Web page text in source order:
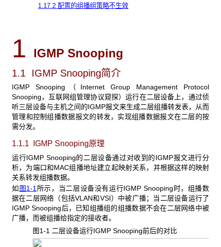
1.17.2 配置的组播组策略不生效
1 IGMP Snooping
1.1 IGMP Snooping简介
IGMP Snooping （Internet Group Management Protocol
Snooping，互联网组管理协议窥探）运行在二层设备上，通过侦
听三层设备与主机之间的IGMP报文来生成二层组播转发表，从而
管理和控制组播数据报文的转发，实现组播数据报文在二层的按
需分发。
1.1.1 IGMP Snooping原理
运行IGMP Snooping的二层设备通过对收到的IGMP报文进行分
析，为端口和MAC组播地址建立起映射关系，并根据这样的映射
关系转发组播数据。
如 图1-1所示，当二层设备没有运行IGMP Snooping时，组播数
据在二层网络（包括VLAN和VSI）中被广播；当二层设备运行了
IGMP Snooping后，已知组播组的组播数据不会在二层网络中被
广播，而被组播给指定的接收者。
图1-1 二层设备运行IGMP Snooping前后的对比